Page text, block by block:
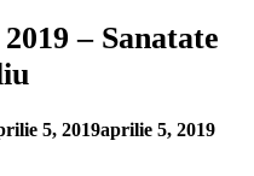
– Sanatate
5, 2019aprilie 5, 2019